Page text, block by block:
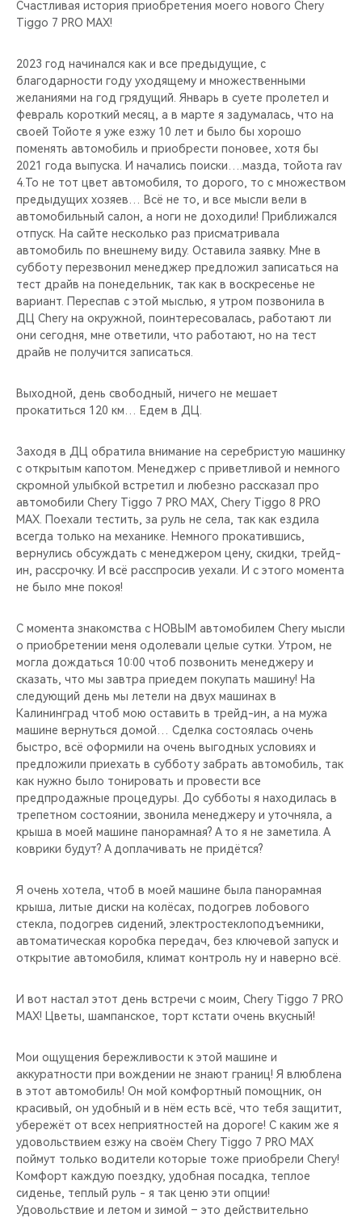
НАШИ МЕРОПРИЯТИЯ
ВИДЕООБЗОРЫ
CHERY ДЛЯ ДЕТЕЙ
Счастливая история приобретения моего нового Chery
Tiggo 7 PRO MAX!
2023 год начинался как и все предыдущие, с
благодарности году уходящему и множественными
желаниями на год грядущий. Январь в суете пролетел и
февраль короткий месяц, а в марте я задумалась, что на
своей Тойоте я уже езжу 10 лет и было бы хорошо
поменять автомобиль и приобрести поновее, хотя бы
2021 года выпуска. И начались поиски….мазда, тойота rav
4.То не тот цвет автомобиля, то дорого, то с множеством
предыдущих хозяев… Всё не то, и все мысли вели в
автомобильный салон, а ноги не доходили! Приближался
отпуск. На сайте несколько раз присматривала
автомобиль по внешнему виду. Оставила заявку. Мне в
субботу перезвонил менеджер предложил записаться на
тест драйв на понедельник, так как в воскресенье не
вариант. Переспав с этой мыслью, я утром позвонила в
ДЦ Chery на окружной, поинтересовалась, работают ли
они сегодня, мне ответили, что работают, но на тест
драйв не получится записаться.
Выходной, день свободный, ничего не мешает
прокатиться 120 км… Едем в ДЦ.
Заходя в ДЦ обратила внимание на серебристую машинку
с открытым капотом. Менеджер с приветливой и немного
скромной улыбкой встретил и любезно рассказал про
автомобили Chery Tiggo 7 PRO MAX, Chery Tiggo 8 PRO
MAX. Поехали тестить, за руль не села, так как ездила
всегда только на механике. Немного прокатившись,
вернулись обсуждать с менеджером цену, скидки, трейд-
ин, рассрочку. И всё расспросив уехали. И с этого момента
не было мне покоя!
С момента знакомства с НОВЫМ автомобилем Сhery мысли
о приобретении меня одолевали целые сутки. Утром, не
могла дождаться 10:00 чтоб позвонить менеджеру и
сказать, что мы завтра приедем покупать машину! На
следующий день мы летели на двух машинах в
Калининград чтоб мою оставить в трейд-ин, а на мужа
машине вернуться домой… Сделка состоялась очень
быстро, всё оформили на очень выгодных условиях и
предложили приехать в субботу забрать автомобиль, так
как нужно было тонировать и провести все
предпродажные процедуры. До субботы я находилась в
трепетном состоянии, звонила менеджеру и уточняла, а
крыша в моей машине панорамная? А то я не заметила. А
коврики будут? А доплачивать не придётся?
Я очень хотела, чтоб в моей машине была панорамная
крыша, литые диски на колёсах, подогрев лобового
стекла, подогрев сидений, электростеклоподъемники,
автоматическая коробка передач, без ключевой запуск и
открытие автомобиля, климат контроль ну и наверно всё.
И вот настал этот день встречи с моим, Chery Tiggo 7 PRO
MAX! Цветы, шампанское, торт кстати очень вкусный!
Мои ощущения бережливости к этой машине и
аккуратности при вождении не знают границ! Я влюблена
в этот автомобиль! Он мой комфортный помощник, он
красивый, он удобный и в нём есть всё, что тебя защитит,
убережёт от всех неприятностей на дороге! С каким же я
удовольствием езжу на своём Chery Tiggo 7 PRO MAX
поймут только водители которые тоже приобрели Сhery!
Комфорт каждую поездку, удобная посадка, теплое
сиденье, теплый руль - я так ценю эти опции!
Удовольствие и летом и зимой – это действительно